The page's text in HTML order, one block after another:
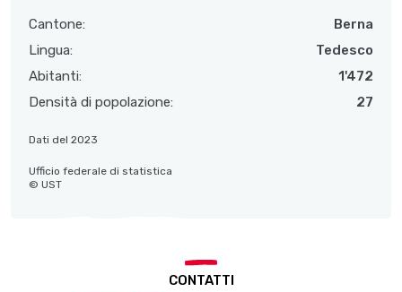
Cantone:
Berna
Lingua:
Tedesco
Abitanti:
1'472
Densità di popolazione:
27
Dati del 2023
Ufficio federale di statistica
© UST
CONTATTI